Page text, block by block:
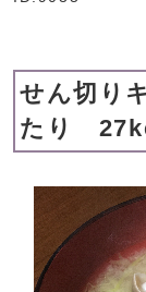
せん切り
たり